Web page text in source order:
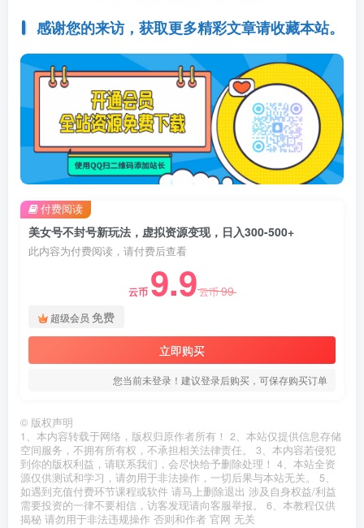
感谢您的来访，获取更多精彩文章请收藏本站。
美女号不封号新玩法，虚拟资源变现，日入300-500+
此内容为付费阅读，请付费后查看
云币 9.9云币99
超级会员 免费
立即购买
您当前未登录！建议登录后购买，可保存购买订单
付费阅读
© 版权声明
1、本内容转载于网络，版权归原作者所有！ 2、本站仅提供信息存储
空间服务，不拥有所有权，不承担相关法律责任。 3、本内容若侵犯
到你的版权利益，请联系我们，会尽快给予删除处理！ 4、本站全资
源仅供测试和学习，请勿用于非法操作，一切后果与本站无关。 5、
如遇到充值付费环节课程或软件 请马上删除退出 涉及自身权益/利益
需要投资的一律不要相信，访客发现请向客服举报。 6、本教程仅供
揭秘 请勿用于非法违规操作 否则和作者 官网 无关